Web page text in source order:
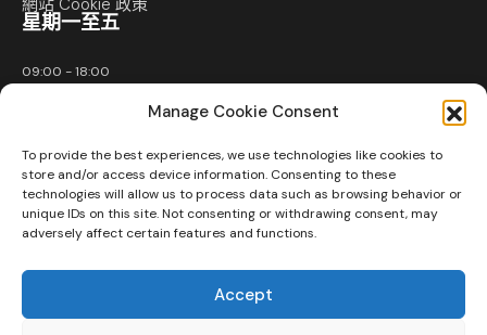
Manage Cookie Consent
To provide the best experiences, we use technologies like cookies to
store and/or access device information. Consenting to these
technologies will allow us to process data such as browsing behavior or
unique IDs on this site. Not consenting or withdrawing consent, may
adversely affect certain features and functions.
Accept
星期一至五
09:00 - 18:00
電郵
info@ledgerb.io